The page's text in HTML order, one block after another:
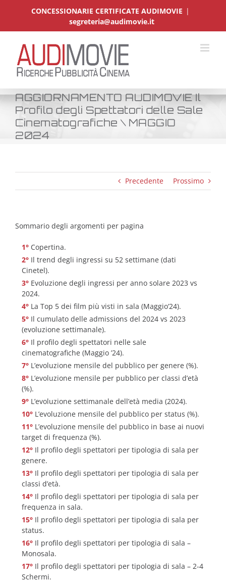
CONCESSIONARIE CERTIFICATE AUDIMOVIE |
segreteria@audimovie.it
AGGIORNAMENTO AUDIMOVIE Il
Profilo degli Spettatori delle Sale
Cinematografiche \ MAGGIO
2024
Precedente Prossimo
Sommario degli argomenti per pagina
Copertina.
Il trend degli ingressi su 52 settimane (dati
Cinetel).
Evoluzione degli ingressi per anno solare 2023 vs
2024.
La Top 5 dei film più visti in sala (Maggio‘24).
Il cumulato delle admissions del 2024 vs 2023
(evoluzione settimanale).
Il profilo degli spettatori nelle sale
cinematografiche (Maggio ’24).
L’evoluzione mensile del pubblico per genere (%).
L’evoluzione mensile per pubblico per classi d’età
(%).
L’evoluzione settimanale dell’età media (2024).
L’evoluzione mensile del pubblico per status (%).
L’evoluzione mensile del pubblico in base ai nuovi
target di frequenza (%).
Il profilo degli spettatori per tipologia di sala per
genere.
Il profilo degli spettatori per tipologia di sala per
classi d’età.
Il profilo degli spettatori per tipologia di sala per
frequenza in sala.
Il profilo degli spettatori per tipologia di sala per
status.
Il profilo degli spettatori per tipologia di sala –
Monosala.
Il profilo degli spettatori per tipologia di sala – 2-4
Schermi.